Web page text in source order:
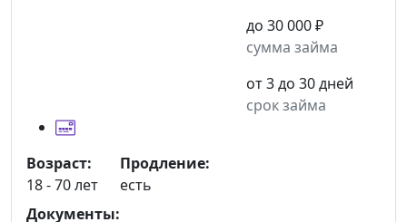
до 30 000 ₽
сумма займа
от 3 до 30 дней
срок займа
Возраст:
18 - 70 лет
Продление:
есть
Документы: